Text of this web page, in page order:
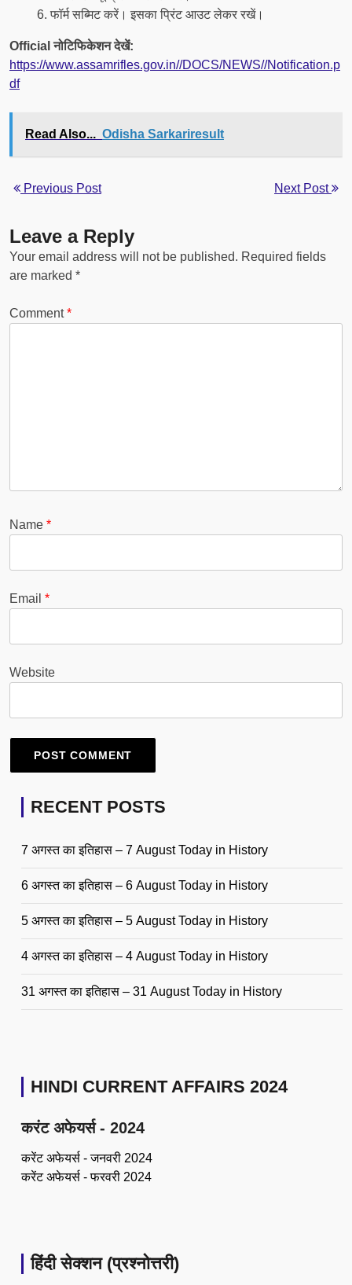
फॉर्म सब्मिट करें। इसका प्रिंट आउट लेकर रखें।
Official नोटिफिकेशन देखें:
https://www.assamrifles.gov.in//DOCS/NEWS//Notification.p
df
Read Also... Odisha Sarkariresult
Previous Post Next Post
Leave a Reply
Your email address will not be published. Required fields
are marked *
Comment*
Name *
Email *
Website
RECENT POSTS
7 अगस्त का इतिहास – 7 August Today in History
6 अगस्त का इतिहास – 6 August Today in History
5 अगस्त का इतिहास – 5 August Today in History
4 अगस्त का इतिहास – 4 August Today in History
31 अगस्त का इतिहास – 31 August Today in History
HINDI CURRENT AFFAIRS 2024
करंट अफेयर्स - 2024
करेंट अफेयर्स - जनवरी 2024
करेंट अफेयर्स - फरवरी 2024
हिंदी सेक्शन (प्रश्नोत्तरी)